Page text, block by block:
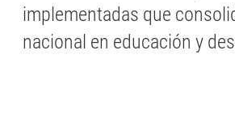
implementadas que
nacional en educación y